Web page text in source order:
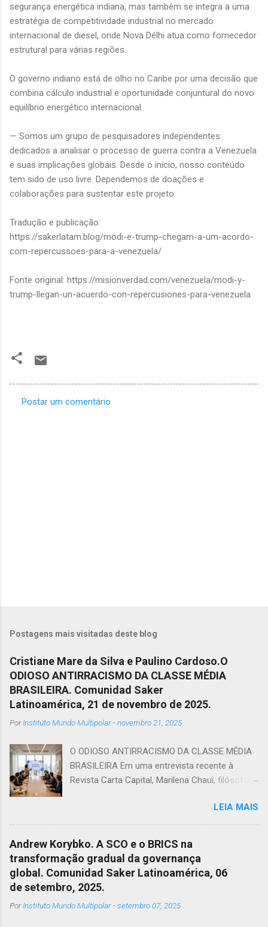
segurança energética indiana, mas também se integra a uma
estratégia de competitividade industrial no mercado
internacional de diesel, onde Nova Délhi atua como fornecedor
estrutural para várias regiões.
O governo indiano está de olho no Caribe por uma decisão que
combina cálculo industrial e oportunidade conjuntural do novo
equilíbrio energético internacional.
— Somos um grupo de pesquisadores independentes
dedicados a analisar o processo de guerra contra a Venezuela
e suas implicações globais. Desde o início, nosso conteúdo
tem sido de uso livre. Dependemos de doações e
colaborações para sustentar este projeto.
Tradução e publicação:
https://sakerlatam.blog/modi-e-trump-chegam-a-um-acordo-
com-repercussoes-para-a-venezuela/
Fonte original: https://misionverdad.com/venezuela/modi-y-
trump-llegan-un-acuerdo-con-repercusiones-para-venezuela
Postar um comentário
Postagens mais visitadas deste blog
Cristiane Mare da Silva e Paulino Cardoso.O
ODIOSO ANTIRRACISMO DA CLASSE MÉDIA
BRASILEIRA. Comunidad Saker
Latinoamérica, 21 de novembro de 2025.
PorInstituto Mundo Multipolar -novembro 21, 2025
O ODIOSO ANTIRRACISMO DA CLASSE MÉDIA
BRASILEIRA Em uma entrevista recente à
Revista Carta Capital, Marilena Chaui, filósofa e
afirmou que em uma sociedade capitalista,
dividida entre dominadores e dominados, a
classe média cumpre uma função: mesmo
sem identidade, serve de correia de
transmissão dos valores das classes
dominantes. Ela, ao mesmo tempo em que
possui o sonho de ser burguesia, convive com
um pesadelo constante, cair na pobreza.
LEIA MAIS
Andrew Korybko. A SCO e o BRICS na
transformação gradual da governança
global. Comunidad Saker Latinoamérica, 06
de setembro, 2025.
PorInstituto Mundo Multipolar -setembro 07, 2025